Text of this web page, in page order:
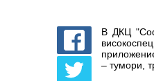
В ДКЦ
– тумори,